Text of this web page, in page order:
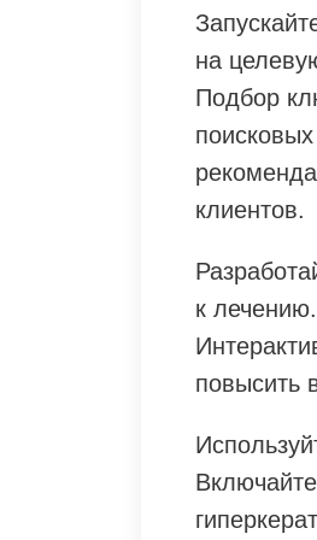
на
Подбор
клиентов.
к
повысить